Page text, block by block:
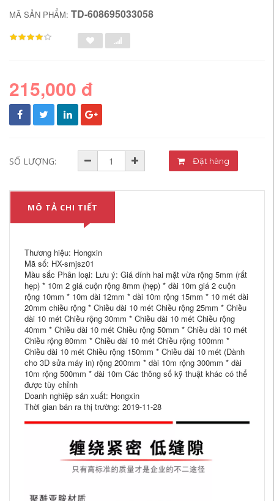
MÃ SẢN PHẨM: TD-608695033058
215,000 đ
SỐ LƯỢNG: Đặt hàng
MÔ TẢ CHI TIẾT
Thương hiệu: Hongxin
Mã số: HX-smjsz01
Màu sắc Phân loại: Lưu ý: Giá dính hai mặt vừa rộng 5mm (rất
hẹp) * 10m 2 giá cuộn rộng 8mm (hẹp) * dài 10m giá 2 cuộn
rộng 10mm * 10m dài 12mm * dài 10m rộng 15mm * 10 mét dài
20mm chiều rộng * Chiều dài 10 mét Chiều rộng 25mm * Chiều
dài 10 mét Chiều rộng 30mm * Chiều dài 10 mét Chiều rộng
40mm * Chiều dài 10 mét Chiều rộng 50mm * Chiều dài 10 mét
Chiều rộng 80mm * Chiều dài 10 mét Chiều rộng 100mm *
Chiều dài 10 mét Chiều rộng 150mm * Chiều dài 10 mét (Dành
cho 3D sửa máy in) rộng 200mm * dài 10m rộng 300mm * dài
10m rộng 500mm * dài 10m Các thông số kỹ thuật khác có thể
được tùy chỉnh
Doanh nghiệp sản xuất: Hongxin
Thời gian bán ra thị trường: 2019-11-28